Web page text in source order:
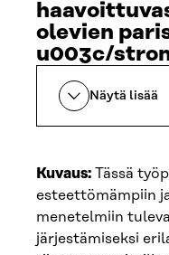
olevien
u003c/
Näytä lisää
Kuvaus: Tässä
esteettömämpiin
menetelmiin
järjestämiseksi